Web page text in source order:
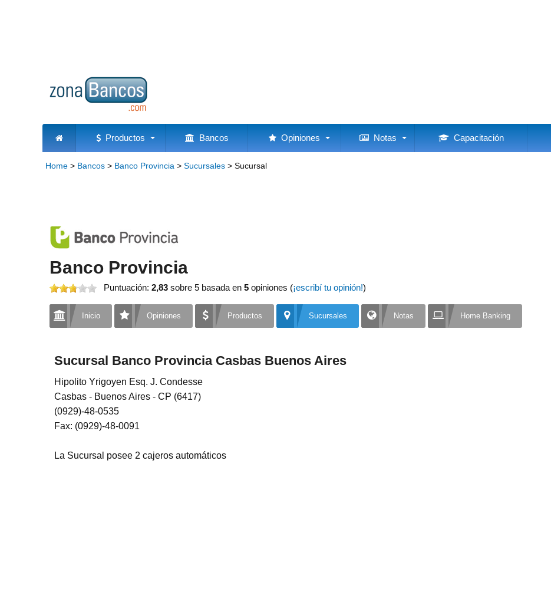
Productos Bancos Opiniones Notas Capacitación
Home > Bancos > Banco Provincia > Sucursales > Sucursal
Banco Provincia
Puntuación: 2,83 sobre 5 basada en 5 opiniones (¡escribí tu opinión!)
Inicio Opiniones Productos Sucursales Notas Home Banking
Sucursal Banco Provincia Casbas Buenos Aires
Hipolito Yrigoyen Esq. J. Condesse
Casbas - Buenos Aires - CP (6417)
(0929)-48-0535
Fax: (0929)-48-0091
La Sucursal posee 2 cajeros automáticos